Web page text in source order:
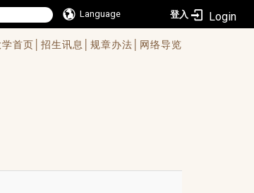
Language 登入
首页│ 招生讯息│ 规章办法│ 网络导览